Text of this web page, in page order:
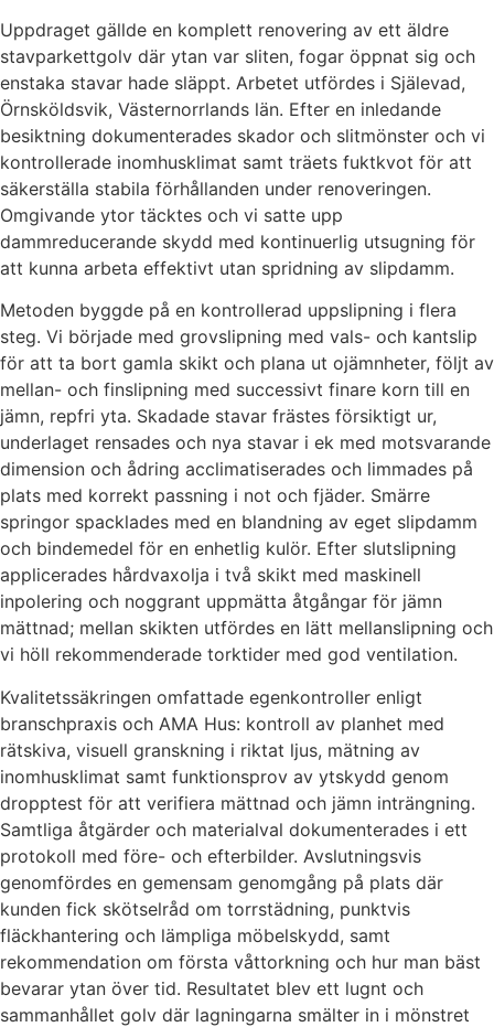
Uppdraget gällde en komplett renovering av ett äldre
stavparkettgolv där ytan var sliten, fogar öppnat sig och
enstaka stavar hade släppt. Arbetet utfördes i Själevad,
Örnsköldsvik, Västernorrlands län. Efter en inledande
besiktning dokumenterades skador och slitmönster och vi
kontrollerade inomhusklimat samt träets fuktkvot för att
säkerställa stabila förhållanden under renoveringen.
Omgivande ytor täcktes och vi satte upp
dammreducerande skydd med kontinuerlig utsugning för
att kunna arbeta effektivt utan spridning av slipdamm.
Metoden byggde på en kontrollerad uppslipning i flera
steg. Vi började med grovslipning med vals- och kantslip
för att ta bort gamla skikt och plana ut ojämnheter, följt av
mellan- och finslipning med successivt finare korn till en
jämn, repfri yta. Skadade stavar frästes försiktigt ur,
underlaget rensades och nya stavar i ek med motsvarande
dimension och ådring acclimatiserades och limmades på
plats med korrekt passning i not och fjäder. Smärre
springor spacklades med en blandning av eget slipdamm
och bindemedel för en enhetlig kulör. Efter slutslipning
applicerades hårdvaxolja i två skikt med maskinell
inpolering och noggrant uppmätta åtgångar för jämn
mättnad; mellan skikten utfördes en lätt mellanslipning och
vi höll rekommenderade torktider med god ventilation.
Kvalitetssäkringen omfattade egenkontroller enligt
branschpraxis och AMA Hus: kontroll av planhet med
rätskiva, visuell granskning i riktat ljus, mätning av
inomhusklimat samt funktionsprov av ytskydd genom
dropptest för att verifiera mättnad och jämn inträngning.
Samtliga åtgärder och materialval dokumenterades i ett
protokoll med före- och efterbilder. Avslutningsvis
genomfördes en gemensam genomgång på plats där
kunden fick skötselråd om torrstädning, punktvis
fläckhantering och lämpliga möbelskydd, samt
rekommendation om första våttorkning och hur man bäst
bevarar ytan över tid. Resultatet blev ett lugnt och
sammanhållet golv där lagningarna smälter in i mönstret